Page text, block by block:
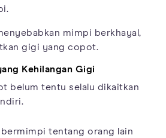
mimpi berkhayal,
gigi yang copot.
Kehilangan Gigi
belum tentu selalu dikaitkan
tentang orang lain